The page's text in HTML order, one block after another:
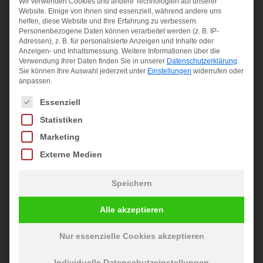
Reparatursets für die Heckscheibenheizung bekommst du
bereits für kleines Geld im Zubehörhandel. Sie eignen sich
vor allem für kleinere Unterbrechungen im Heizdraht. Die
Anwendung ist meist einfach: Reinigen, auftragen, trocknen
lassen – fertig. Allerdings funktionieren sie nicht bei jedem
Schaden gleich gut. Bei Unsicherheit ist es besser, die
Werkstatt prüfen zu lassen, ob die Reparatur wirklich
Heckscheibenheizung Reparatur:
Kosten, Aufwand und Versicherung
Wie hoch die Kosten bei einer defekten
und deinem Fahrzeugmodell ab. Während kleinere
Austausch schnell ins Geld gehen. Auch die Teilkasko-
Versicherung kann eine Rolle spielen – besonders bei
Infos dazu.
Website. Einige von ihnen sind essenziell, während andere uns
helfen, diese Website und Ihre Erfahrung zu verbessern.
Personenbezogene Daten können verarbeitet werden (z. B. IP-
Adressen), z. B. für personalisierte Anzeigen und Inhalte oder
Anzeigen- und Inhaltsmessung. Weitere Informationen über die
Verwendung Ihrer Daten finden Sie in unserer Datenschutzerklärung.
Sie können Ihre Auswahl jederzeit unter Einstellungen widerrufen oder
anpassen.
Es folgt eine Liste der Service-Gruppen, für die eine
Essenziell
Statistiken
Marketing
Externe Medien
Speichern
Alle akzeptieren
Nur essenzielle Cookies akzeptieren